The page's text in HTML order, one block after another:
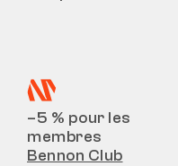
–5 % pour les
membres
Bennon Club